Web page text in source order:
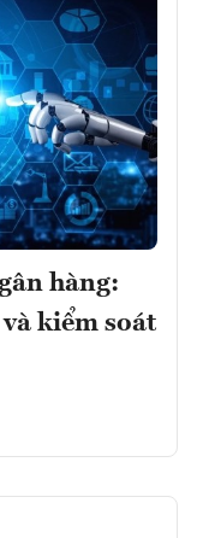
hàng:
kiểm soát